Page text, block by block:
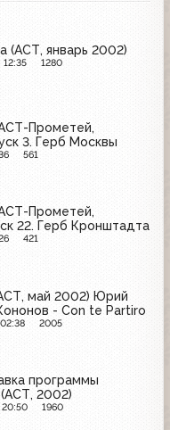
(АСТ, январь 2002)
1280
Прометей,
3. Герб Москвы
561
Прометей,
22. Герб Кронштадта
421
май 2002) Юрий
- Con te Partiro
2005
программы
2002)
20:50 1960